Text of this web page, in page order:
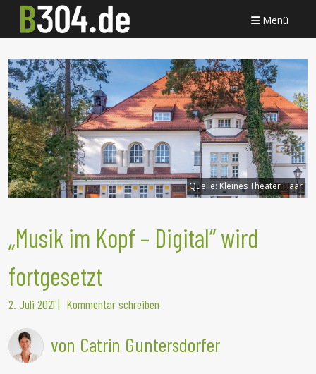
Menü
Quelle: Kleines Theater Haar
„Musik im Kopf – Digital“ wird
fortgesetzt
2. Juli 2021 | Kommentar schreiben
von Catrin Guntersdorfer